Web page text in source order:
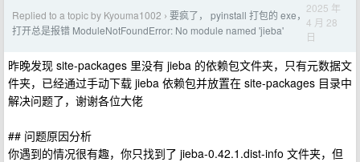
Replied to a topic by Kyouma1002 › 要疯了， pyinstall 打包的 exe，
打开总是报错 ModuleNotFoundError: No module named 'jieba'
2025 年
4 月 28
日
昨晚发现 site-packages 里没有 jieba 的依赖包文件夹，只有元数据文
件夹，已经通过手动下载 jieba 依赖包并放置在 site-packages 目录中
解决问题了，谢谢各位大佬
## 问题原因分析
你遇到的情况很有趣，你只找到了 jieba-0.42.1.dist-info 文件夹，但